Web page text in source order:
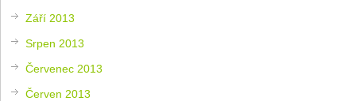
Září 2013
Srpen 2013
Červenec 2013
Červen 2013